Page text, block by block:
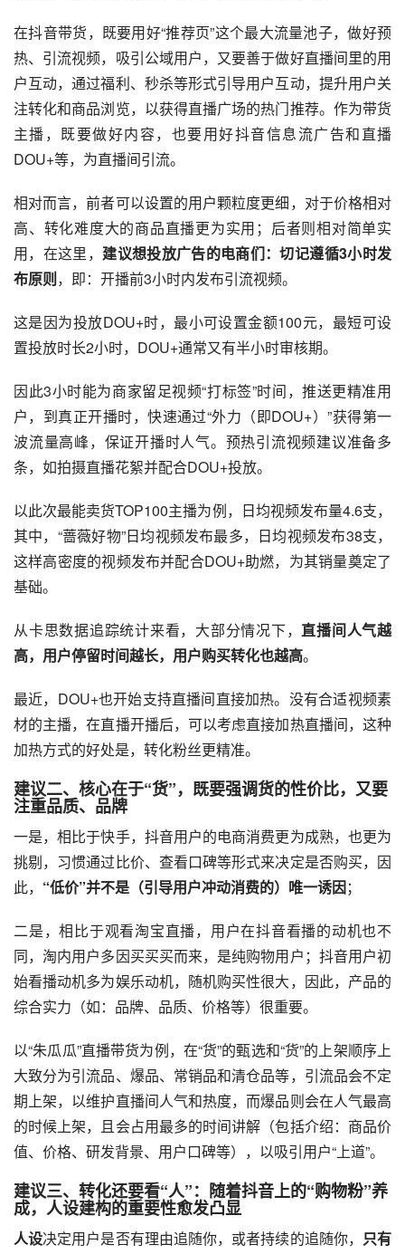
在抖音带货，既要用好“推荐页”这个最大流量池子，做好预
热、引流视频，吸引公域用户，又要善于做好直播间里的用
户互动，通过福利、秒杀等形式引导用户互动，提升用户关
注转化和商品浏览，以获得直播广场的热门推荐。作为带货
主播，既要做好内容，也要用好抖音信息流广告和直播
DOU+等，为直播间引流。
相对而言，前者可以设置的用户颗粒度更细，对于价格相对
高、转化难度大的商品直播更为实用；后者则相对简单实
用，在这里， 建议想投放广告的电商们：切记遵循3小时发
布原则，即：开播前3小时内发布引流视频。
这是因为投放DOU+时，最小可设置金额100元，最短可设
置投放时长2小时，DOU+通常又有半小时审核期。
因此3小时能为商家留足视频“打标签”时间，推送更精准用
户，到真正开播时，快速通过“外力（即DOU+）”获得第一
波流量高峰，保证开播时人气。预热引流视频建议准备多
条，如拍摄直播花絮并配合DOU+投放。
以此次最能卖货TOP100主播为例，日均视频发布量4.6支，
其中，“蔷薇好物”日均视频发布最多，日均视频发布38支，
这样高密度的视频发布并配合DOU+助燃，为其销量奠定了
基础。
从卡思数据追踪统计来看，大部分情况下，直播间人气越
高，用户停留时间越长，用户购买转化也越高。
最近，DOU+也开始支持直播间直接加热。没有合适视频素
材的主播，在直播开播后，可以考虑直接加热直播间，这种
加热方式的好处是，转化粉丝更精准。
建议二、核心在于“货”，既要强调货的性价比，又要
注重品质、品牌
一是，相比于快手，抖音用户的电商消费更为成熟，也更为
挑剔，习惯通过比价、查看口碑等形式来决定是否购买，因
此， “低价”并不是（引导用户冲动消费的）唯一诱因；
二是，相比于观看淘宝直播，用户在抖音看播的动机也不
同，淘内用户多因买买买而来，是纯购物用户；抖音用户初
始看播动机多为娱乐动机，随机购买性很大，因此，产品的
综合实力（如：品牌、品质、价格等）很重要。
以“朱瓜瓜”直播带货为例，在“货”的甄选和“货”的上架顺序上
大致分为引流品、爆品、常销品和清仓品等，引流品会不定
期上架，以维护直播间人气和热度，而爆品则会在人气最高
的时候上架，且会占用最多的时间讲解（包括介绍：商品价
值、价格、研发背景、用户口碑等），以吸引用户“上道”。
建议三、转化还要看“人”：随着抖音上的“购物粉”养
成，人设建构的重要性愈发凸显
人设决定用户是否有理由追随你，或者持续的追随你， 只有